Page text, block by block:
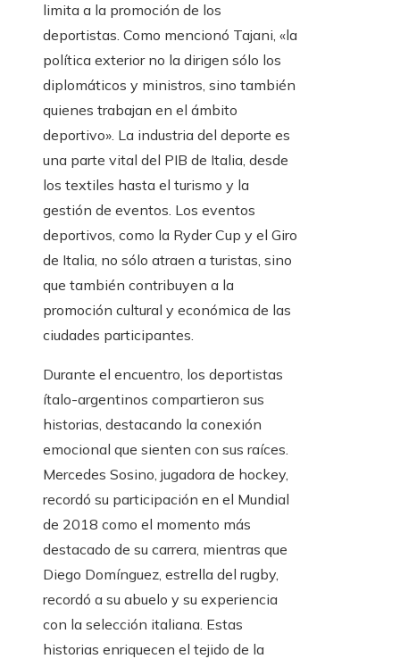
limita a la promoción de los
deportistas. Como mencionó Tajani, «la
política exterior no la dirigen sólo los
diplomáticos y ministros, sino también
quienes trabajan en el ámbito
deportivo». La industria del deporte es
una parte vital del PIB de Italia, desde
los textiles hasta el turismo y la
gestión de eventos. Los eventos
deportivos, como la Ryder Cup y el Giro
de Italia, no sólo atraen a turistas, sino
que también contribuyen a la
promoción cultural y económica de las
ciudades participantes.
Durante el encuentro, los deportistas
ítalo-argentinos compartieron sus
historias, destacando la conexión
emocional que sienten con sus raíces.
Mercedes Sosino, jugadora de hockey,
recordó su participación en el Mundial
de 2018 como el momento más
destacado de su carrera, mientras que
Diego Domínguez, estrella del rugby,
recordó a su abuelo y su experiencia
con la selección italiana. Estas
historias enriquecen el tejido de la